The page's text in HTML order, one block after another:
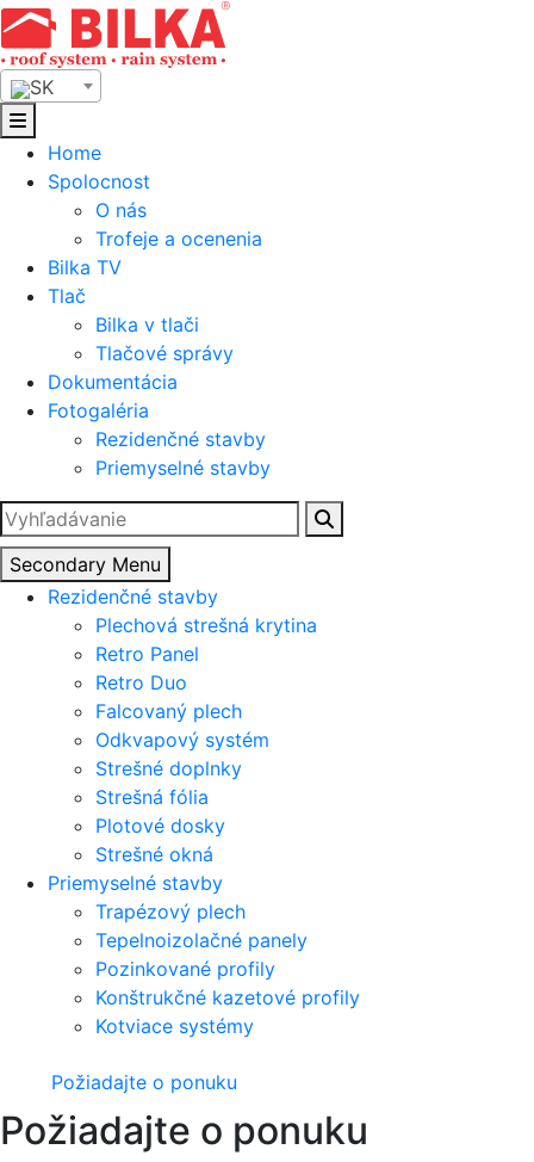
Skip
to
content
SK
Home
Spolocnost
O nás
Trofeje a ocenenia
Bilka TV
Tlač
Bilka v tlači
Tlačové správy
Dokumentácia
Fotogaléria
Rezidenčné stavby
Priemyselné stavby
Hľadať:
Secondary Menu
Rezidenčné stavby
Plechová strešná krytina
Retro Panel
Retro Duo
Falcovaný plech
Odkvapový systém
Strešné doplnky
Strešná fólia
Plotové dosky
Strešné okná
Priemyselné stavby
Trapézový plech
Tepelnoizolačné panely
Pozinkované profily
Konštrukčné kazetové profily
Kotviace systémy
Požiadajte o ponuku
Požiadajte o ponuku